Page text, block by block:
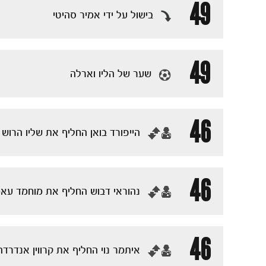
49 בישול על ידי אמיר סהיטי
49 שער של הליו וארלה
46 ‏הייפורד בואן החליף את שליו הרוש
46 ‏נהוראי דבוש החליף את מוחמד
46 ‏איתמר נוי החליף את קרווין